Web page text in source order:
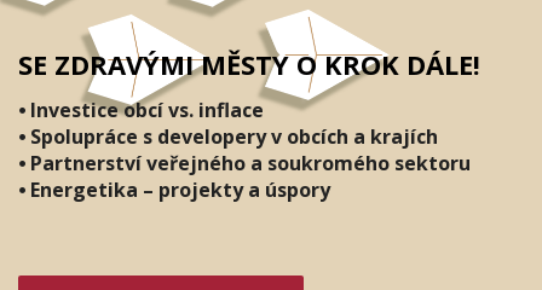
SE ZDRAVÝMI MĚSTY O KROK DÁLE!
⦁ Investice obcí vs. inflace
⦁ Spolupráce s developery v obcích a krajích
⦁ Partnerství veřejného a soukromého sektoru
⦁ Energetika – projekty a úspory